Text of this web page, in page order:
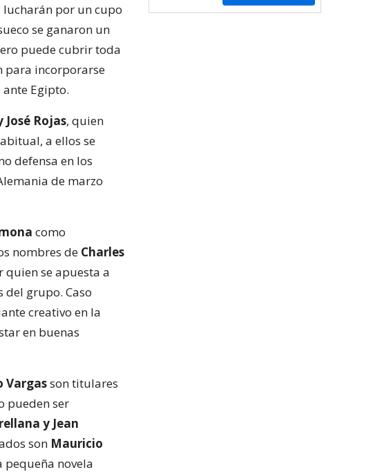
lucharán por un cupo
se ganaron un
puede cubrir toda
para incorporarse
Egipto.
José Rojas, quien
a ellos se
defensa en los
de marzo
como
nombres de Charles
quien se apuesta a
grupo. Caso
creativo en la
en buenas
Vargasson titulares
pueden ser
y Jean
son Mauricio
novela